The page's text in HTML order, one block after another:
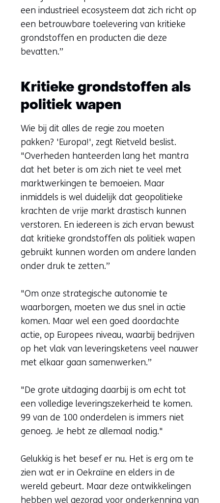
een industrieel ecosysteem dat zich richt op
een betrouwbare toelevering van kritieke
grondstoffen en producten die deze
bevatten.”
Kritieke grondstoffen als
politiek wapen
Wie bij dit alles de regie zou moeten
pakken? 'Europa!', zegt Rietveld beslist.
"Overheden hanteerden lang het mantra
dat het beter is om zich niet te veel met
marktwerkingen te bemoeien. Maar
inmiddels is wel duidelijk dat geopolitieke
krachten de vrije markt drastisch kunnen
verstoren. En iedereen is zich ervan bewust
dat kritieke grondstoffen als politiek wapen
gebruikt kunnen worden om andere landen
onder druk te zetten.”
"Om onze strategische autonomie te
waarborgen, moeten we dus snel in actie
komen. Maar wel een goed doordachte
actie, op Europees niveau, waarbij bedrijven
op het vlak van leveringsketens veel nauwer
met elkaar gaan samenwerken.”
"De grote uitdaging daarbij is om echt tot
een volledige leveringszekerheid te komen.
99 van de 100 onderdelen is immers niet
genoeg. Je hebt ze allemaal nodig."
Gelukkig is het besef er nu. Het is erg om te
zien wat er in Oekraïne en elders in de
wereld gebeurt. Maar deze ontwikkelingen
hebben wel gezorgd voor onderkenning van